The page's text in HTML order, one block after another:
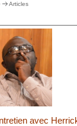
Articles
avec